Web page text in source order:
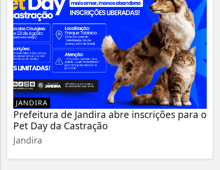
JANDIRA
Prefeitura de Jandira abre inscrições para o
Pet Day da Castração
Jandira